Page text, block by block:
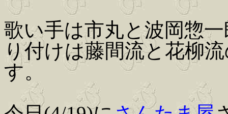
歌い手は市丸と波岡惣
り付けは藤間流と花柳
す。